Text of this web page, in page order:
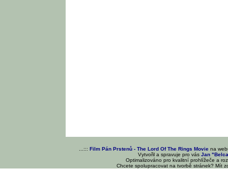
...::: Film Pán Prstenů - The Lord Of The Rings Movie na
Vytvořil a spravuje pro vásJan
Optimalizováno pro kvalitní prohlížeče a
Chcete spolupracovat na tvorbě stránek? Mít